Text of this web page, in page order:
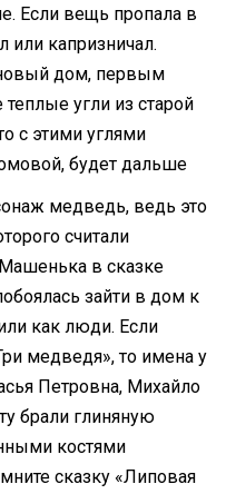
Если вещь пропала в
или капризничал.
дом, первым
угли из старой
с этими углями
будет дальше
медведь, ведь это
считали
в сказке
зайти в дом к
как люди. Если
медведя», то имена у
Петровна, Михайло
брали глиняную
костями
сказку «Липовая